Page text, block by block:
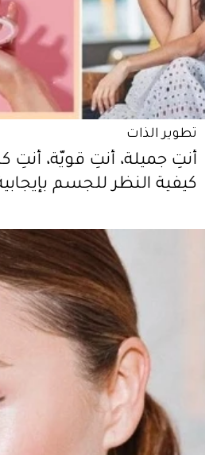
تطوير الذات
أنتِ جميلة، أنتِ قويّة، أنتِ
كيفية النظر للجسم